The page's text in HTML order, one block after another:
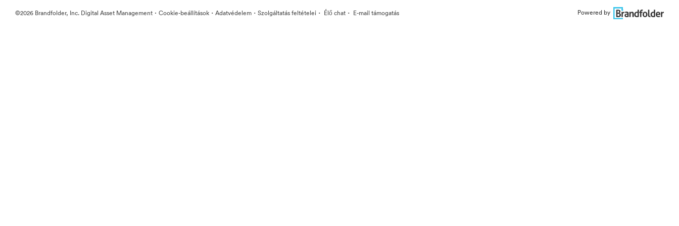
©2026 Brandfolder, Inc. Digital Asset Management · Cookie-beállítások · Adatvédelem · Szolgáltatás feltételei · Élő chat · E-mail támogatás Powered by